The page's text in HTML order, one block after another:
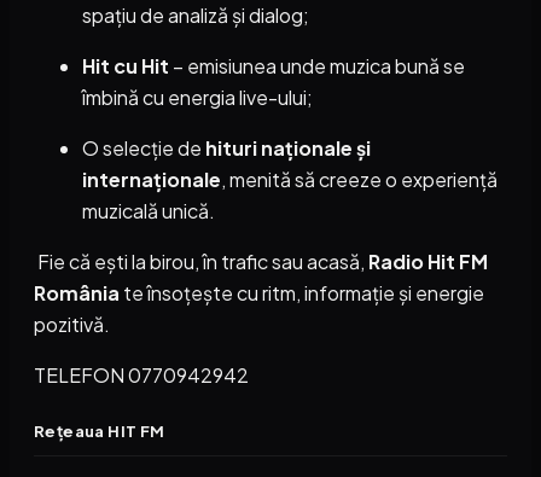
spațiu de analiză și dialog;
Hit cu Hit – emisiunea unde muzica bună se
îmbină cu energia live-ului;
O selecție de hituri naționale și
internaționale, menită să creeze o experiență
muzicală unică.
Fie că ești la birou, în trafic sau acasă, Radio Hit FM
România te însoțește cu ritm, informație și energie
pozitivă.
TELEFON 0770942942
Rețeaua HIT FM